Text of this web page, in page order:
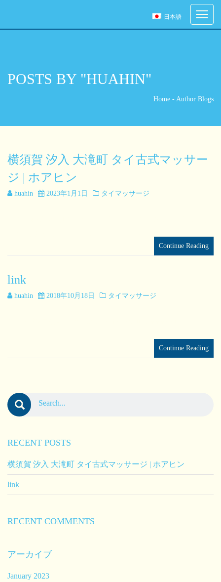
日本語
Toggle
POSTS BY "HUAHIN"
Home - Author Blogs
横須賀 汐入 大滝町 タイ古式マッサー
ジ | ホアヒン
huahin 2023年1月1日 タイマッサージ
Continue Reading
link
huahin 2018年10月18日 タイマッサージ
Continue Reading
RECENT POSTS
横須賀 汐入 大滝町 タイ古式マッサージ | ホアヒン
link
RECENT COMMENTS
アーカイブ
January 2023